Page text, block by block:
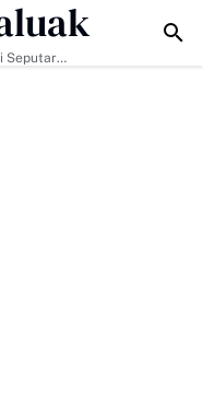
Masyarakat Perkuat Nilai
Seputar